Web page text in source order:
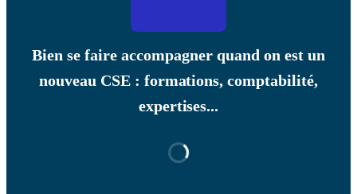
Bien se faire accompagner quand on est un
nouveau CSE : formations, comptabilité,
expertises...